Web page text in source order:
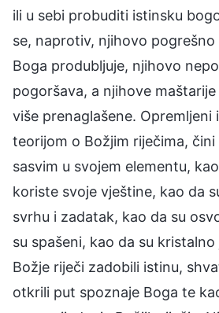
ili u sebi probuditi istinsku
se, naprotiv, njihovo pogrešno
Boga produbljuje, njihovo
pogoršava, a njihove
više prenaglašene.
teorijom o Božjim riječima, čini
sasvim u svojem elementu,
koriste svoje vještine, kao da
svrhu i zadatak, kao da su
su spašeni, kao da su
Božje riječi zadobili istinu,
otkrili put spoznaje Boga te